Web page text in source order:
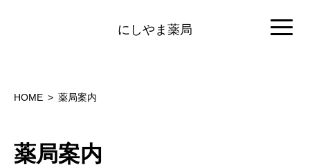
にしやま薬局
HOME 薬局案内
薬局案内